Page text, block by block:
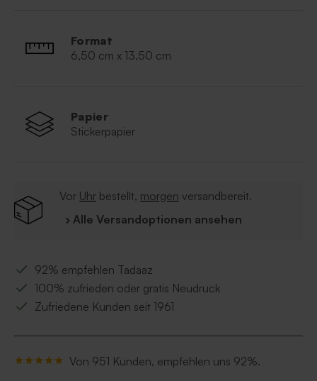
können leicht vom Foto abweichen.
Format
6,50 cm x 13,50 cm
Papier
Stickerpapier
Vor Uhr bestellt, morgen versandbereit.
› Alle Versandoptionen ansehen
92% empfehlen Tadaaz
100% zufrieden oder gratis Neudruck
Zufriedene Kunden seit 1961
Von 951 Kunden, empfehlen uns 92%.